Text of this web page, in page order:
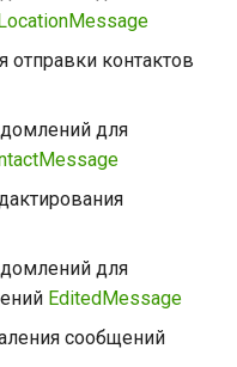
Сервисные методы
Прочее
Ограничение частоты
запросов
контактов
для
для
EditedMessage
сообщений